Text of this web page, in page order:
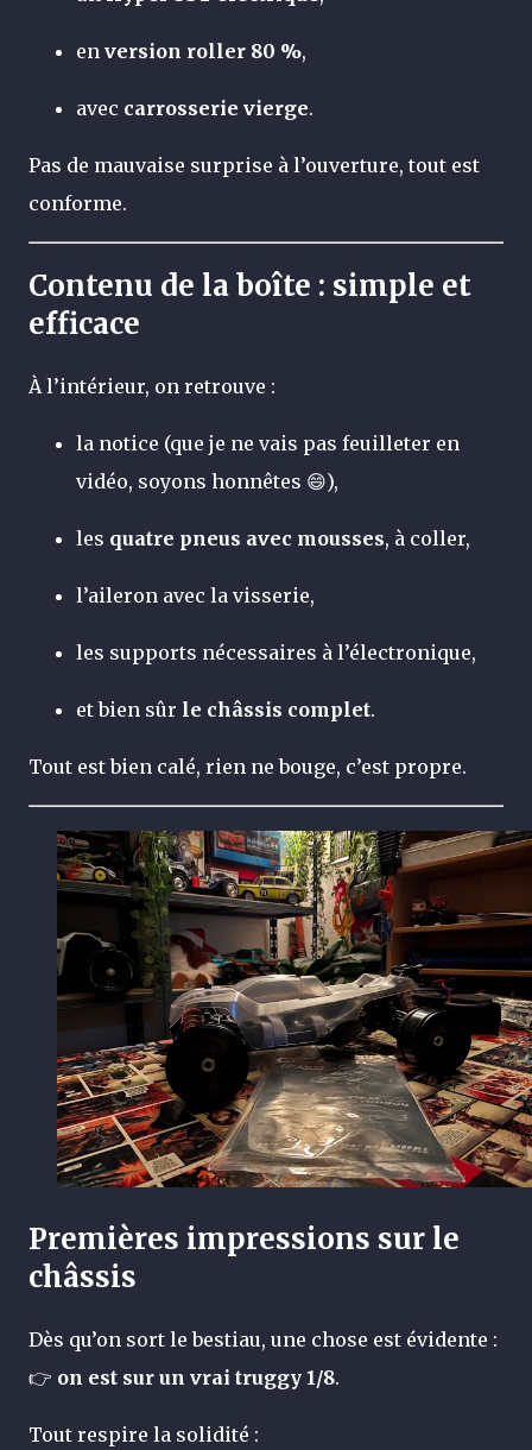
en version roller 80 %,
avec carrosserie vierge.
Pas de mauvaise surprise à l’ouverture, tout est
conforme.
Contenu de la boîte : simple et
efficace
À l’intérieur, on retrouve :
la notice (que je ne vais pas feuilleter en
vidéo, soyons honnêtes 😄),
les quatre pneus avec mousses, à coller,
l’aileron avec la visserie,
les supports nécessaires à l’électronique,
et bien sûr le châssis complet.
Tout est bien calé, rien ne bouge, c’est propre.
Premières impressions sur le
châssis
Dès qu’on sort le bestiau, une chose est évidente :
👉 on est sur un vrai truggy 1/8.
Tout respire la solidité :